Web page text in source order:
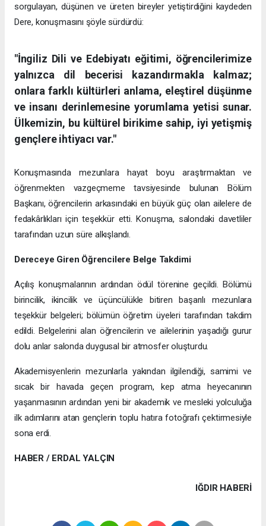
sorgulayan, düşünen ve üreten bireyler yetiştirdiğini kaydeden
Dere, konuşmasını şöyle sürdürdü:
"İngiliz Dili ve Edebiyatı eğitimi, öğrencilerimize
yalnızca dil becerisi kazandırmakla kalmaz;
onlara farklı kültürleri anlama, eleştirel düşünme
ve insanı derinlemesine yorumlama yetisi sunar.
Ülkemizin, bu kültürel birikime sahip, iyi yetişmiş
gençlere ihtiyacı var."
Konuşmasında mezunlara hayat boyu araştırmaktan ve
öğrenmekten vazgeçmeme tavsiyesinde bulunan Bölüm
Başkanı, öğrencilerin arkasındaki en büyük güç olan ailelere de
fedakârlıkları için teşekkür etti. Konuşma, salondaki davetliler
tarafından uzun süre alkışlandı.
Dereceye Giren Öğrencilere Belge Takdimi
Açılış konuşmalarının ardından ödül törenine geçildi. Bölümü
birincilik, ikincilik ve üçüncülükle bitiren başarılı mezunlara
teşekkür belgeleri; bölümün öğretim üyeleri tarafından takdim
edildi. Belgelerini alan öğrencilerin ve ailelerinin yaşadığı gurur
dolu anlar salonda duygusal bir atmosfer oluşturdu.
Akademisyenlerin mezunlarla yakından ilgilendiği, samimi ve
sıcak bir havada geçen program, kep atma heyecanının
yaşanmasının ardından yeni bir akademik ve mesleki yolculuğa
ilk adımlarını atan gençlerin toplu hatıra fotoğrafı çektirmesiyle
sona erdi.
HABER / ERDAL YALÇIN
IĞDIR HABERİ